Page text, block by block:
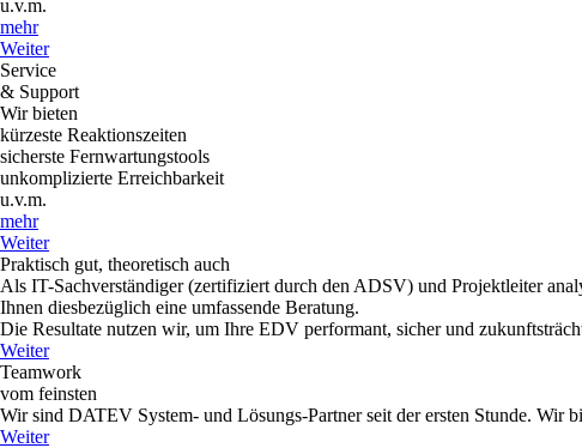
u.v.m.
mehr
Weiter
Service
& Support
Wir bieten
kürzeste Reaktionszeiten
sicherste Fernwartungstools
unkomplizierte Erreichbarkeit
u.v.m.
mehr
Weiter
Praktisch gut, theoretisch auch
Als IT-Sachverständiger (zertifiziert durch den ADSV) und Projektleiter
Ihnen diesbezüglich eine umfassende Beratung.
Die Resultate nutzen wir, um Ihre EDV performant, sicher und
Weiter
Teamwork
vom feinsten
Wir sind DATEV System- und Lösungs-Partner seit der ersten Stunde.
Weiter